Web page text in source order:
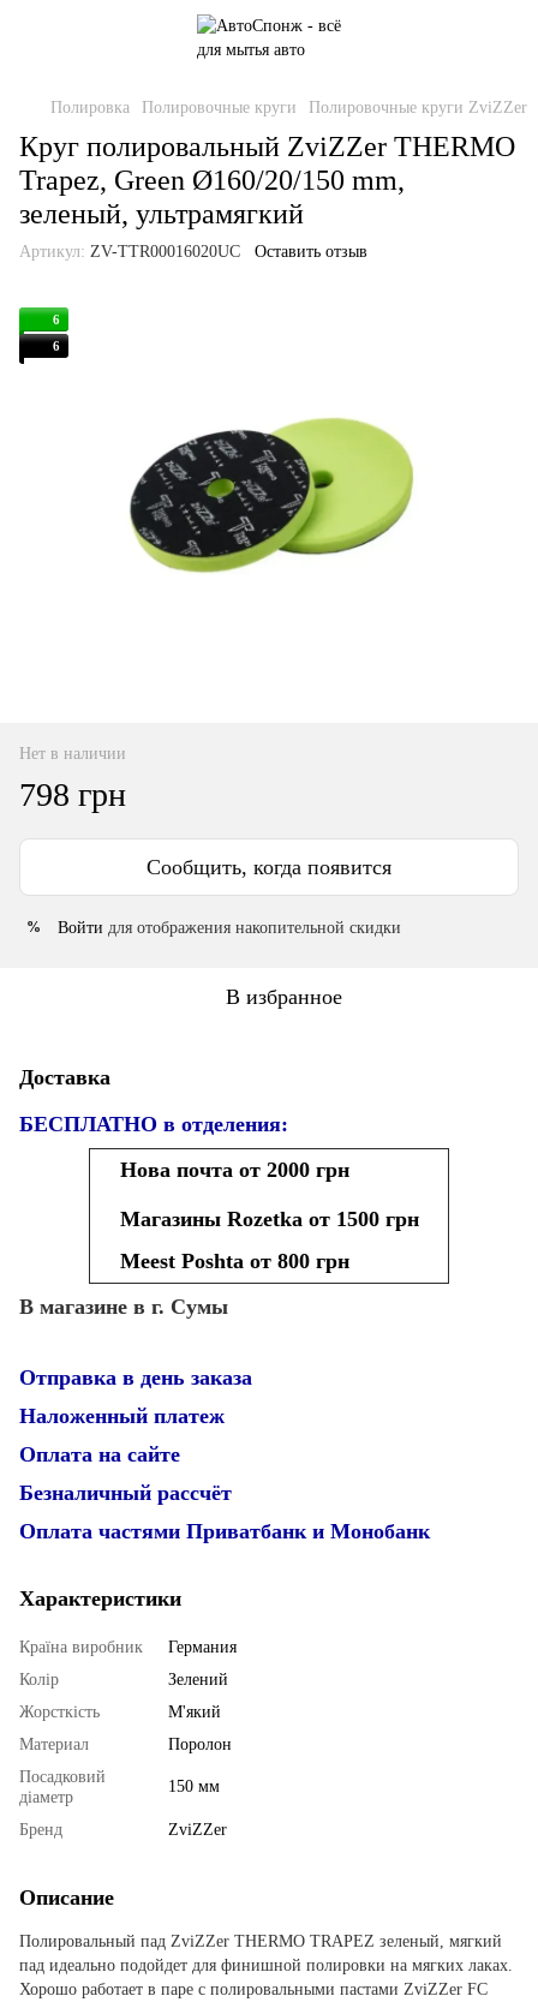
Полировка Полировочные круги Полировочные круги ZviZZer
Круг полировальный ZviZZer THERMO
Trapez, Green Ø160/20/150 mm,
зеленый, ультрамягкий
Артикул: ZV-TTR00016020UC Оставить отзыв
6
6
Нет в наличии
798 грн
Сообщить, когда появится
% Войти для отображения накопительной скидки
В избранное
Доставка
БЕСПЛАТНО в отделения:
Нова почта от 2000 грн
Магазины Rozetka от 1500 грн
Meest Poshta от 800 грн
В магазине в г. Сумы
Отправка в день заказа
Наложенный платеж
Оплата на сайте
Безналичный рассчёт
Оплата частями Приватбанк и Монобанк
Характеристики
Країна виробник
Германия
Колір
Зелений
Жорсткість
М'який
Материал
Поролон
Посадковий
діаметр
150 мм
Бренд ZviZZer
Описание
Полировальный пад ZviZZer THERMO TRAPEZ зеленый, мягкий
пад идеально подойдет для финишной полировки на мягких лаках.
Хорошо работает в паре с полировальными пастами ZviZZer FC